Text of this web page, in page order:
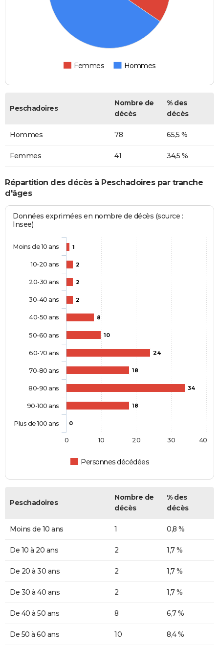
Femmes Hommes
Peschadoires
Nombre de
décès
% des
décès
Hommes 78 65,5 %
Femmes 41 34,5 %
Répartition des décès à Peschadoires par tranche
d'âges
Données exprimées en nombre de décès (source :
Insee)
1
2
2
2
8
10
24
18
34
18
0
Personnes décédées
Moins de 10 ans
10-20 ans
20-30 ans
30-40 ans
40-50 ans
50-60 ans
60-70 ans
70-80 ans
80-90 ans
90-100 ans
Plus de 100 ans
0 10 20 30 40
Peschadoires
Nombre de
décès
% des
décès
Moins de 10 ans 1 0,8 %
De 10 à 20 ans 2 1,7 %
De 20 à 30 ans 2 1,7 %
De 30 à 40 ans 2 1,7 %
De 40 à 50 ans 8 6,7 %
De 50 à 60 ans 10 8,4 %